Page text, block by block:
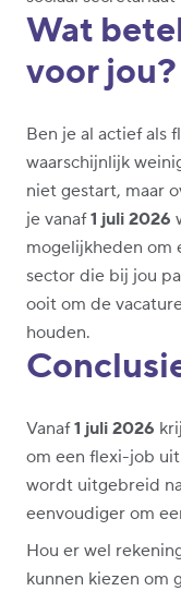
Wat
voor jou?
Ben je al actief als
waarschijnlijk
niet gestart, maar
je vanaf1 juli 2026
mogelijkheden om
sector die bij jou
ooit om de
houden.
Vanaf1 juli 2026
om een flexi-job
wordt uitgebreid
eenvoudiger om
Hou er wel
kunnen kiezen om